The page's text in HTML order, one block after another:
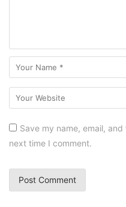
Save my name, email,
next time I comment.